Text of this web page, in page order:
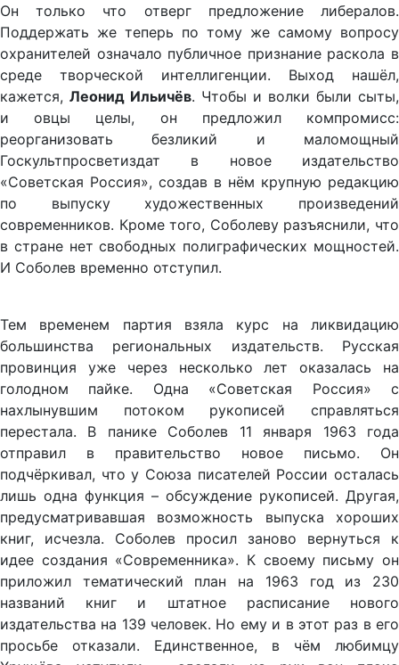
Он только что отверг предложение либералов.
Поддержать же теперь по тому же самому вопросу
охранителей означало публичное признание раскола в
среде творческой интеллигенции. Выход нашёл,
кажется, Леонид Ильичёв. Чтобы и волки были сыты,
и овцы целы, он предложил компромисс:
реорганизовать безликий и маломощный
Госкультпросветиздат в новое издательство
«Советская Россия», создав в нём крупную редакцию
по выпуску художественных произведений
современников. Кроме того, Соболеву разъяснили, что
в стране нет свободных полиграфических мощностей.
И Соболев временно отступил.
Тем временем партия взяла курс на ликвидацию
большинства региональных издательств. Русская
провинция уже через несколько лет оказалась на
голодном пайке. Одна «Советская Россия» с
нахлынувшим потоком рукописей справляться
перестала. В панике Соболев 11 января 1963 года
отправил в правительство новое письмо. Он
подчёркивал, что у Союза писателей России осталась
лишь одна функция – обсуждение рукописей. Другая,
предусматривавшая возможность выпуска хороших
книг, исчезла. Соболев просил заново вернуться к
идее создания «Современника». К своему письму он
приложил тематический план на 1963 год из 230
названий книг и штатное расписание нового
издательства на 139 человек. Но ему и в этот раз в его
просьбе отказали. Единственное, в чём любимцу